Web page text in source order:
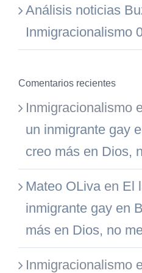
Análisis noticias
Inmigracionalismo
Comentarios recientes
Inmigracionalismo
un inmigrante gay
creo más en Dios,
Mateo OLiva en El
inmigrante gay en
más en Dios, no
Inmigracionalismo